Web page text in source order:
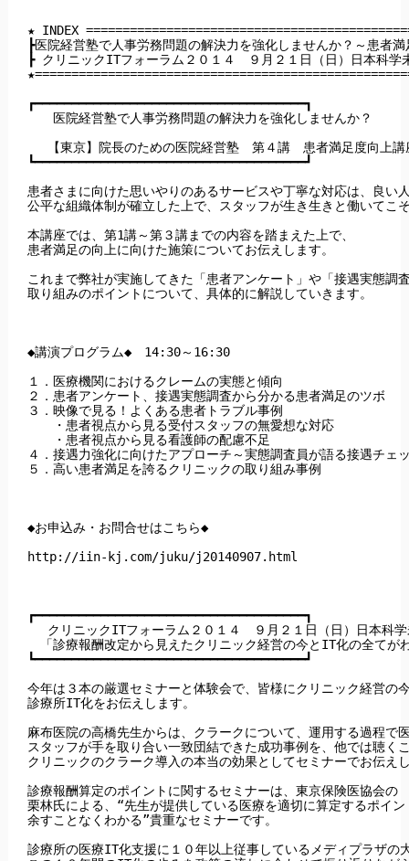
★ INDEX
┣医院経営塾で人事労務問題の解決力を強化しませんか？～患者
┣ クリニックITフォーラム２０１４　９月２１日（日）日本科学
┏━━━━━━━━━━━━━━━━━━━━━━━━━━━━━━━━━━━━━┓
医院経営塾で人事労務問題の解決力を強化しませんか？
【東京】院長のための医院経営塾　第４講　患者満足度向上
┗━━━━━━━━━━━━━━━━━━━━━━━━━━━━━━━━━━━━━┛
患者さまに向けた思いやりのあるサービスや丁寧な対応は、良い
公平な組織体制が確立した上で、スタッフが生き生きと働いてこ
本講座では、第1講～第３講までの内容を踏まえた上で、
患者満足の向上に向けた施策についてお伝えします。
これまで弊社が実施してきた「患者アンケート」や「接遇実態調
取り組みのポイントについて、具体的に解説していきます。
◆講演プログラム◆　14:30～16:30
１．医療機関におけるクレームの実態と傾向
２．患者アンケート、接遇実態調査から分かる患者満足のツボ
３．映像で見る！よくある患者トラブル事例
・患者視点から見る受付スタッフの無愛想な対応
・患者視点から見る看護師の配慮不足
４．接遇力強化に向けたアプローチ～実態調査員が語る接遇チェ
５．高い患者満足を誇るクリニックの取り組み事例
◆お申込み・お問合せはこちら◆
http://iin-kj.com/juku/j20140907.html
┏━━━━━━━━━━━━━━━━━━━━━━━━━━━━━━━━━━━━━┓
クリニックITフォーラム２０１４　９月２１日（日）日本科学
「診療報酬改定から見えたクリニック経営の今とIT化の全てが
┗━━━━━━━━━━━━━━━━━━━━━━━━━━━━━━━━━━━━━┛
今年は３本の厳選セミナーと体験会で、皆様にクリニック経営の
診療所IT化をお伝えします。
麻布医院の高橋先生からは、クラークについて、運用する過程で
スタッフが手を取り合い一致団結できた成功事例を、他では聴く
クリニックのクラーク導入の本当の効果としてセミナーでお伝え
診療報酬算定のポイントに関するセミナーは、東京保険医協会の
栗林氏による、“先生が提供している医療を適切に算定するポイン
余すことなくわかる”貴重なセミナーです。
診療所の医療IT化支援に１０年以上従事しているメディプラザの